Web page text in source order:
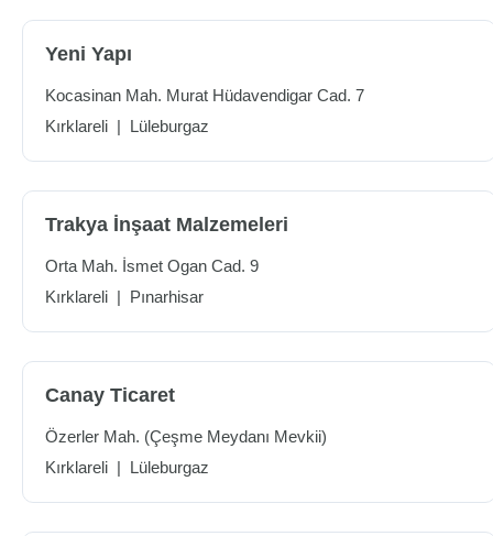
Yeni Yapı
Kocasinan Mah. Murat Hüdavendigar Cad. 7
Kırklareli | Lüleburgaz
Trakya İnşaat Malzemeleri
Orta Mah. İsmet Ogan Cad. 9
Kırklareli | Pınarhisar
Canay Ticaret
Özerler Mah. (Çeşme Meydanı Mevkii)
Kırklareli | Lüleburgaz